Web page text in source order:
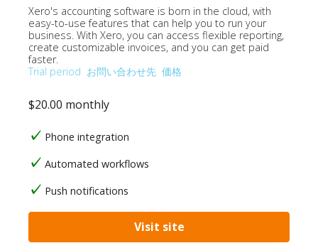
Xero's accounting software is born in the cloud, with
easy-to-use features that can help you to run your
business. With Xero, you can access flexible reporting,
create customizable invoices, and you can get paid
faster.
Trial period お問い合わせ先 価格
$20.00 monthly
Phone integration
Automated workflows
Push notifications
Visit site